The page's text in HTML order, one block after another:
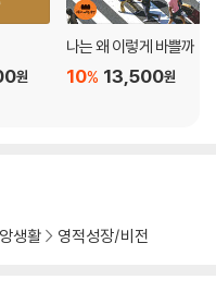
기 / 네 가지 실천과제 / 평범
원
나는 왜 이렇게 바쁠까
13,500원
10%
생활 영적성장/비전